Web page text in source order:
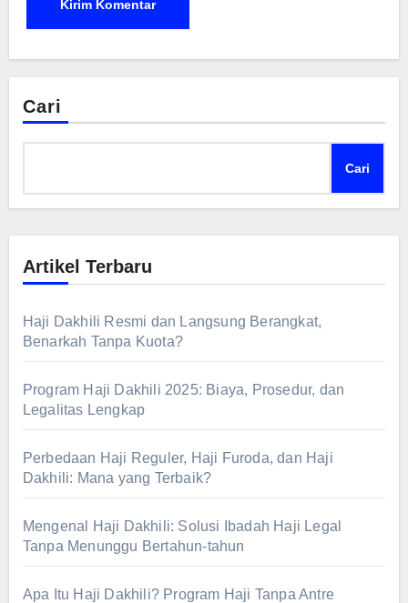
Cari
Cari
Artikel Terbaru
Haji Dakhili Resmi dan Langsung Berangkat,
Benarkah Tanpa Kuota?
Program Haji Dakhili 2025: Biaya, Prosedur, dan
Legalitas Lengkap
Perbedaan Haji Reguler, Haji Furoda, dan Haji
Dakhili: Mana yang Terbaik?
Mengenal Haji Dakhili: Solusi Ibadah Haji Legal
Tanpa Menunggu Bertahun-tahun
Apa Itu Haji Dakhili? Program Haji Tanpa Antre